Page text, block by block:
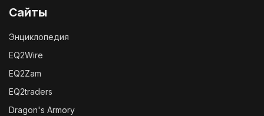
Сайты
Энциклопедия
EQ2Wire
EQ2Zam
EQ2traders
Dragon's Armory